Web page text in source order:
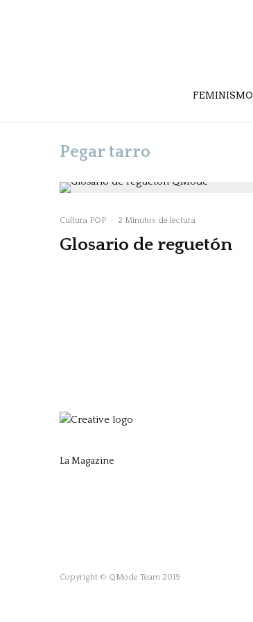
FEMINISMO
Pegar tarro
Cultura POP · 2 Minutos de lectura
Glosario de reguetón
La Magazine
Copyright © QMode Team 2019